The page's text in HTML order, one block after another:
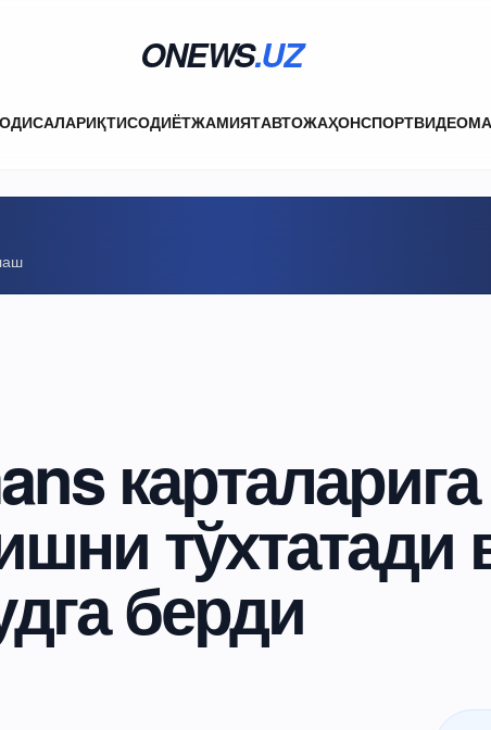
ONEWS.UZ
ИҚТИСОДИЁТЖАМИЯТАВТОЖАҲОНСПОРТВИДЕО
карталарига
тўхтатади
берди